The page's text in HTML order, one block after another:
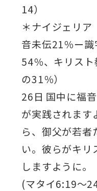
14）
＊ナイジェリ
音未伝21％ー
54％、キリス
の31％）
26日 国中に福
が実践されます
ら、御父が若者
い。彼らがキリ
しますように。
(マタイ6:19～24